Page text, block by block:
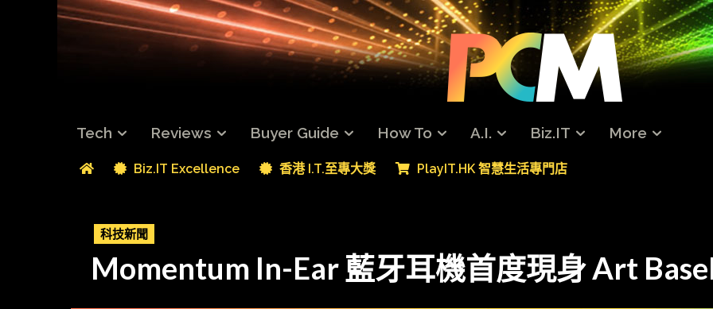
Tech Reviews Buyer Guide How To A.I. Biz.IT More
Biz.IT Excellence 香港 I.T.至專大獎 PlayIT.HK 智慧生活專門店
科技新聞
Momentum In-Ear 藍牙耳機首度現身 Art